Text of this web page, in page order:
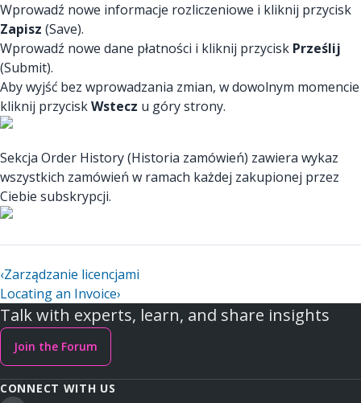
Wprowadź nowe informacje rozliczeniowe i kliknij przycisk
Zapisz (Save).
Wprowadź nowe dane płatności i kliknij przycisk Prześlij
(Submit).
Aby wyjść bez wprowadzania zmian, w dowolnym momencie
kliknij przyciskWstecz u góry strony.
Sekcja Order History (Historia zamówień) zawiera wykaz
wszystkich zamówień w ramach każdej zakupionej przez
Ciebie subskrypcji.
‹Zarządzanie licencjami
Locating an Invoice›
Talk with experts, learn, and share insights
Join the Forum
CONNECT WITH US